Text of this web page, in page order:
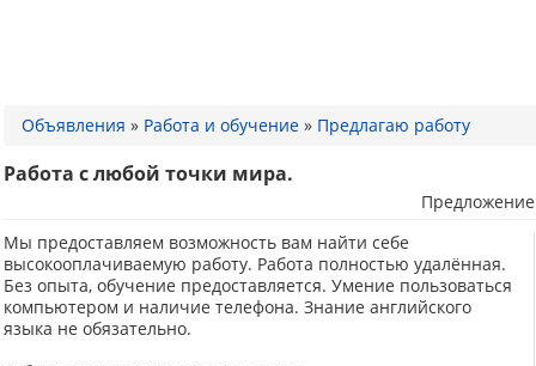
Объявления » Работа и обучение » Предлагаю работу
Работа с любой точки мира.
Предложение
Мы предоставляем возможность вам найти себе
высокооплачиваемую работу. Работа полностью удалённая.
Без опыта, обучение предоставляется. Умение пользоваться
компьютером и наличие телефона. Знание английского
языка не обязательно.